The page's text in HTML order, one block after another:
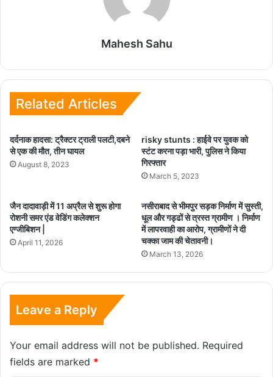
Mahesh Sahu
Related Articles
दर्दनाक हादसा: ट्रैक्टर ट्राली पलटी,दबने
से एक की मौत, तीन घायल
August 8, 2023
risky stunts : हाईवे पर युवक को
स्टंट करना पड़ा भारी, पुलिस ने किया
गिरफ्तार
March 5, 2023
जैन दादावाड़ी में 11 अप्रैल से शुरू होगा
रोशनी समर एंड वेडिंग कलेक्शन
एग्जीबिशन |
April 11, 2026
नसीराबाद से भीमपुर सड़क निर्माण में सुस्ती,
धूल और गड्ढों से त्रस्त ग्रामीण । निर्माण
में लापरवाही का आरोप, ग्रामीणों ने दी
चक्का जाम की चेतावनी।
March 13, 2026
Leave a Reply
Your email address will not be published. Required
fields are marked *